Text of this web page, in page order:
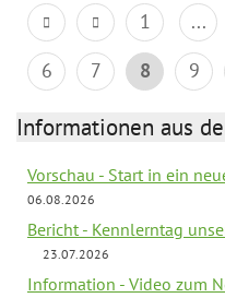
1 ...
6
7 8 9
Informationen aus
Vorschau - Start in ein
06.08.2026
Bericht - Kennlerntag
23.07.2026
Information - Video zum